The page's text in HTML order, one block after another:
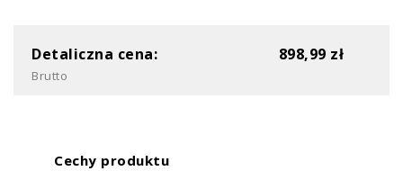
Detaliczna cena: 898,99 zł
Brutto
Cechy produktu